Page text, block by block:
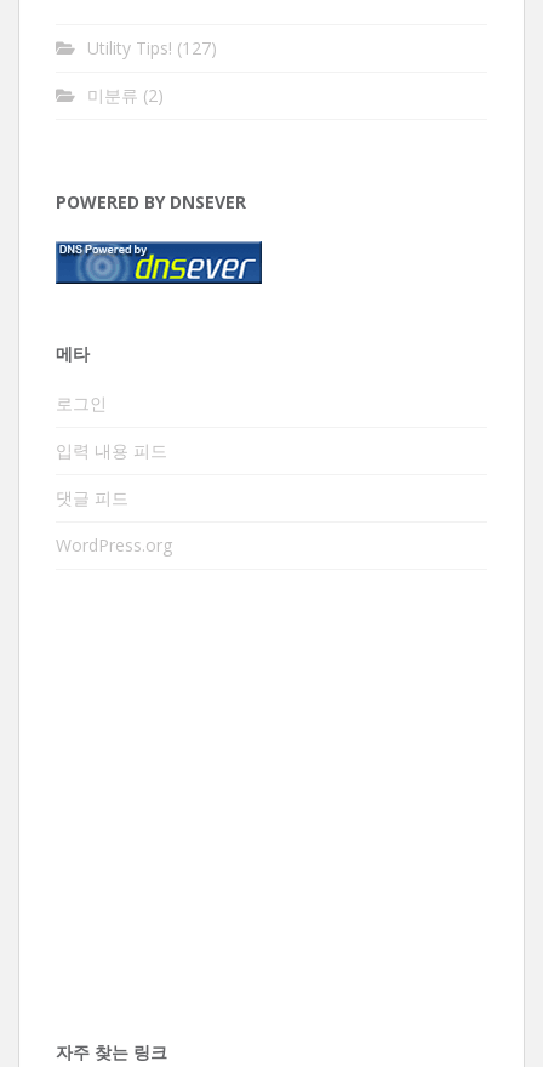
Utility Tips! (127)
미분류 (2)
POWERED BY DNSEVER
메타
로그인
입력 내용 피드
댓글 피드
WordPress.org
자주 찾는 링크